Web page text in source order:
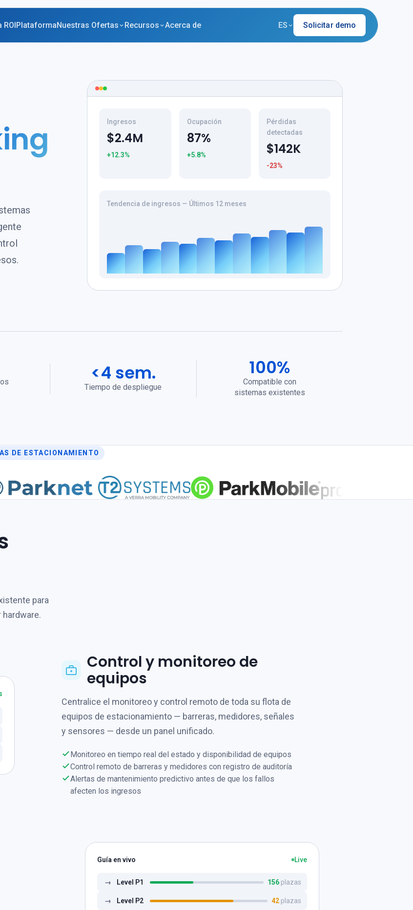
ROIPlataformaNuestras Ofertas Recursos Acerca de ES Solicitar demo
Ingresos
$2.4M
+12.3%
Ocupación
87%
+5.8%
Pérdidas
detectadas
$142K
-23%
Tendencia de ingresos — Últimos 12 meses
<4 sem.
Tiempo de despliegue
100%
Compatible con
sistemas existentes
DE ESTACIONAMIENTO
para
Control y monitoreo de
equipos
Centralice el monitoreo y control remoto de toda su flota de
equipos de estacionamiento — barreras, medidores, señales
y sensores — desde un panel unificado.
Monitoreo en tiempo real del estado y disponibilidad de equipos
Control remoto de barreras y medidores con registro de auditoría
Alertas de mantenimiento predictivo antes de que los fallos
afecten los ingresos
Guía en vivo Live
→ Level P1 156 plazas
→ Level P2 42 plazas